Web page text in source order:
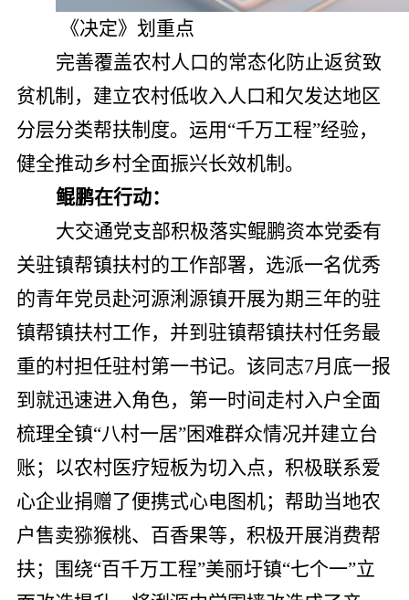
《决定》划重点
完善覆盖农村人口的常态化防止返贫致
贫机制，建立农村低收入人口和欠发达地区
分层分类帮扶制度。运用“千万工程”经验，
健全推动乡村全面振兴长效机制。
鲲鹏在行动：
大交通党支部积极落实鲲鹏资本党委有
关驻镇帮镇扶村的工作部署，选派一名优秀
的青年党员赴河源浰 源镇开展为期三年的驻
镇帮镇扶村工作，并到驻镇帮镇扶村任务最
重的村担任驻村第一书记。该同志7月底一报
到就迅速进入角色，第一时间走村入户全面
梳理全镇“八村一居”困难群众情况并建立台
账；以农村医疗短板为切入点，积极联系爱
心企业捐赠了便携式心电图机；帮助当地农
户售卖猕猴桃、百香果等，积极开展消费帮
扶；围绕“百千万工程”美丽圩镇“七个一”立